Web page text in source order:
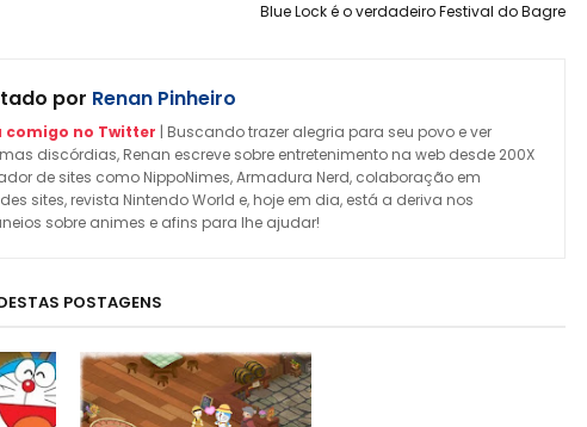
Blue Lock é o verdadeiro Festival do Bagre
por Renan Pinheiro
comigo no Twitter | Buscando trazer alegria para seu povo e ver
discórdias, Renan escreve sobre entretenimento na web desde 200X
de sites como NippoNimes, Armadura Nerd, colaboração em
sites, revista Nintendo World e, hoje em dia, está a deriva nos
sobre animes e afins para lhe ajudar!
POSTAGENS